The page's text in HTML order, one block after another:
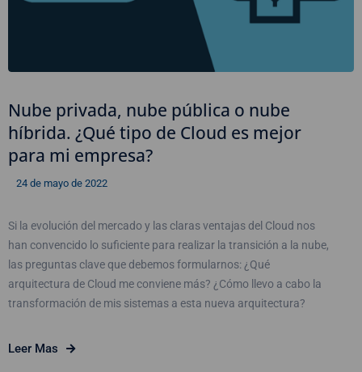
Nube privada, nube pública o nube
híbrida. ¿Qué tipo de Cloud es mejor
para mi empresa?
24 de mayo de 2022
Si la evolución del mercado y las claras ventajas del Cloud nos
han convencido lo suficiente para realizar la transición a la nube,
las preguntas clave que debemos formularnos: ¿Qué
arquitectura de Cloud me conviene más? ¿Cómo llevo a cabo la
transformación de mis sistemas a esta nueva arquitectura?
Leer Mas